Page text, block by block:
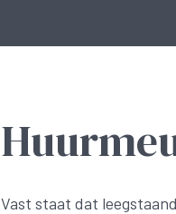
Vast staat dat